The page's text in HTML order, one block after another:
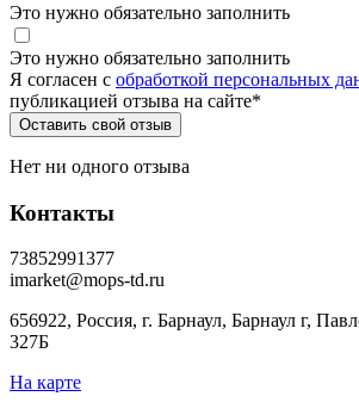
Это нужно обязательно заполнить
Это нужно обязательно заполнить
Я согласен c обработкой персональных
публикацией отзыва на сайте*
Нет ни одного отзыва
Контакты
73852991377
imarket@mops-td.ru
656922, Россия, г. Барнаул, Барнаул г,
327Б
На карте